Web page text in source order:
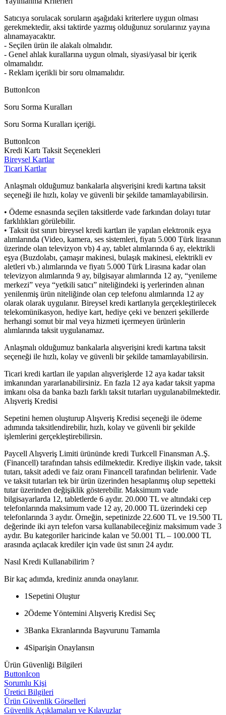
Satıcıya sorulacak soruların aşağıdaki kriterlere uygun olması
gerekmektedir, aksi taktirde yazmış olduğunuz sorularınız yayına
alınamayacaktır.
- Seçilen ürün ile alakalı olmalıdır.
- Genel ahlak kurallarına uygun olmalı, siyasi/yasal bir içerik
olmamalıdır.
- Reklam içerikli bir soru olmamalıdır.
ButtonIcon
Soru Sorma Kuralları
Soru Sorma Kuralları içeriği.
ButtonIcon
Kredi Kartı Taksit Seçenekleri
Bireysel Kartlar
Ticari Kartlar
Anlaşmalı olduğumuz bankalarla alışverişini kredi kartına taksit
seçeneği ile hızlı, kolay ve güvenli bir şekilde tamamlayabilirsin.
• Ödeme esnasında seçilen taksitlerde vade farkından dolayı tutar
farklılıkları görülebilir.
• Taksit üst sınırı bireysel kredi kartları ile yapılan elektronik eşya
alımlarında (Video, kamera, ses sistemleri, fiyatı 5.000 Türk lirasının
üzerinde olan televizyon vb) 4 ay, tablet alımlarında 6 ay, elektrikli
eşya (Buzdolabı, çamaşır makinesi, bulaşık makinesi, elektrikli ev
aletleri vb.) alımlarında ve fiyatı 5.000 Türk Lirasına kadar olan
televizyon alımlarında 9 ay, bilgisayar alımlarında 12 ay, “yenileme
merkezi” veya “yetkili satıcı” niteliğindeki iş yerlerinden alınan
yenilenmiş ürün niteliğinde olan cep telefonu alımlarında 12 ay
olarak olarak uygulanır. Bireysel kredi kartlarıyla gerçekleştirilecek
telekomünikasyon, hediye kart, hediye çeki ve benzeri şekillerde
herhangi somut bir mal veya hizmeti içermeyen ürünlerin
alımlarında taksit uygulanamaz.
Anlaşmalı olduğumuz bankalarla alışverişini kredi kartına taksit
seçeneği ile hızlı, kolay ve güvenli bir şekilde tamamlayabilirsin.
Ticari kredi kartları ile yapılan alışverişlerde 12 aya kadar taksit
imkanından yararlanabilirsiniz. En fazla 12 aya kadar taksit yapma
imkanı olsa da banka bazlı farklı taksit tutarları uygulanabilmektedir.
Alışveriş Kredisi
Sepetini hemen oluşturup Alışveriş Kredisi seçeneği ile ödeme
adımında taksitlendirebilir, hızlı, kolay ve güvenli bir şekilde
işlemlerini gerçekleştirebilirsin.
Paycell Alışveriş Limiti ürününde kredi Turkcell Finansman A.Ş.
(Financell) tarafından tahsis edilmektedir. Krediye ilişkin vade, taksit
tutarı, taksit adedi ve faiz oranı Financell tarafından belirlenir. Vade
ve taksit tutarları tek bir ürün üzerinden hesaplanmış olup sepetteki
tutar üzerinden değişiklik gösterebilir. Maksimum vade
bilgisayarlarda 12, tabletlerde 6 aydır. 20.000 TL ve altındaki cep
telefonlarında maksimum vade 12 ay, 20.000 TL üzerindeki cep
telefonlarında 3 aydır. Örneğin, sepetinizde 22.600 TL ve 19.500 TL
değerinde iki ayrı telefon varsa kullanabileceğiniz maksimum vade 3
aydır. Bu kategoriler haricinde kalan ve 50.001 TL – 100.000 TL
arasında açılacak krediler için vade üst sınırı 24 aydır.
Nasıl Kredi Kullanabilirim ?
Bir kaç adımda, krediniz anında onaylanır.
1 Sepetini Oluştur
2Ödeme Yöntemini Alışveriş Kredisi Seç
3Banka Ekranlarında Başvurunu Tamamla
4Siparişin Onaylansın
Ürün Güvenliği Bilgileri
ButtonIcon
Sorumlu Kişi
Üretici Bilgileri
Ürün Güvenlik Görselleri
Güvenlik Açıklamaları ve Kılavuzlar